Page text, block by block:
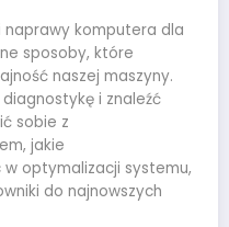
naprawy komputera dla
sposoby, które
naszej maszyny.
i znaleźć
sobie z
jakie
optymalizacji systemu,
do najnowszych